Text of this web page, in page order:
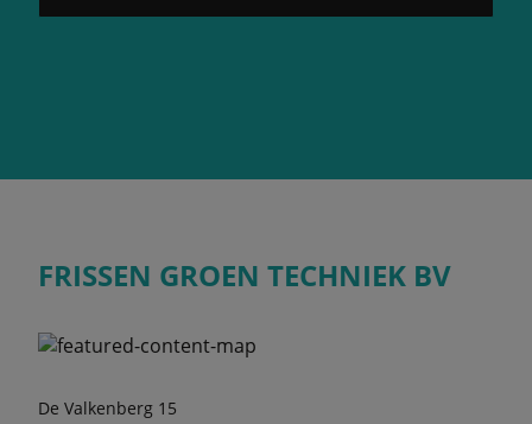
FRISSEN GROEN TECHNIEK BV
De Valkenberg 15